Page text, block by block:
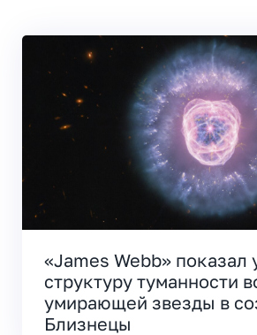
«James Webb» показал
структуру туманности
умирающей звезды в
Близнецы